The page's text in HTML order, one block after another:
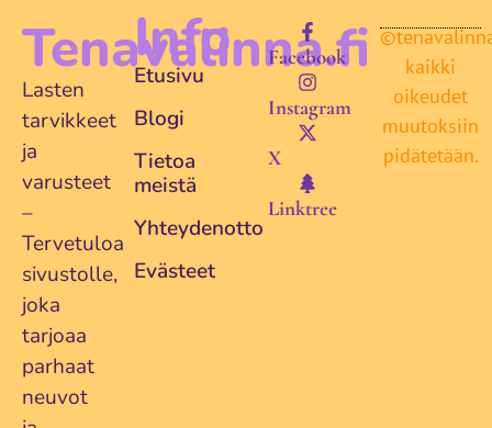
Tenavalinna.fi
Lasten
tarvikkeet
ja
varusteet
–
Tervetuloa
sivustolle,
joka
tarjoaa
parhaat
neuvot
Info
Etusivu
Blogi
Tietoa
meistä
Yhteydenotto
Evästeet
Facebook
Instagram
X
Linktree
kaikki
oikeudet
muutoksiin
pidätetään.